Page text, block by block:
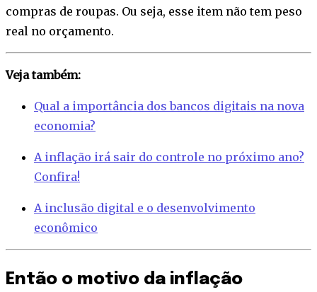
compras de roupas. Ou seja, esse item não tem peso
real no orçamento.
Veja também:
Qual a importância dos bancos digitais na nova
economia?
A inflação irá sair do controle no próximo ano?
Confira!
A inclusão digital e o desenvolvimento
econômico
Então o motivo da inflação